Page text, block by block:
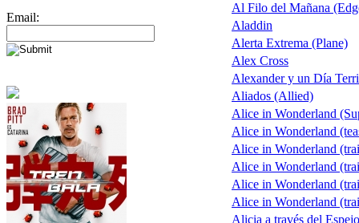
Email:
Al Filo del Mañana
Aladdin
Alerta Extrema (Plane)
Alex Cross
Alexander y un Día
Aliados (Allied)
Alice in Wonderland
Alice in Wonderland
Alice in Wonderland
Alice in Wonderland
Alice in Wonderland
Alice in Wonderland
Alicia a través del